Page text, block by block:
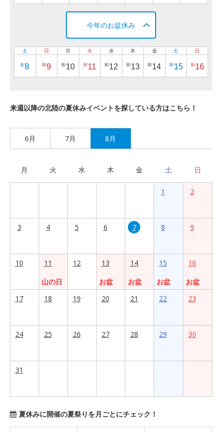
今年のお盆休み
土
8/8
日
8/9
月
8/10
火
8/11
水
8/12
木
8/13
金
8/14
土
8/15
日
8/16
来週以降の北陸の夏休みイベントを探している方はこちら！
6月 7月 8月
月 火 水 木 金 土 日
1 2
3 4 5 6 7 8 9
10
11
山の日
12
13
お盆
14
お盆
15
お盆
16
お盆
17
18 19 20 21 22 23
24 25 26 27 28 29 30
31
夏休みに開催の夏祭りを月ごとにチェック！